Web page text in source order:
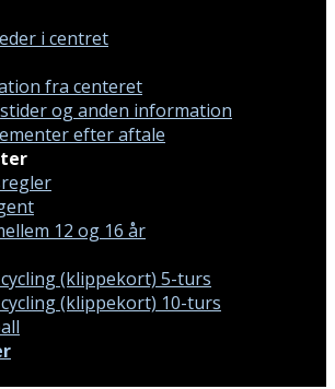
i centret
fra centeret
og anden information
efter aftale
12 og 16 år
(klippekort) 5-turs
(klippekort) 10-turs